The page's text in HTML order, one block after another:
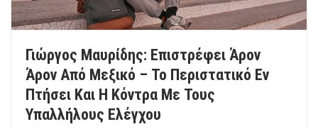
Γιώργος Μαυρίδης: Επιστρέφει Άρον
Άρον Από Μεξικό – Το Περιστατικό Εν
Πτήσει Και Η Κόντρα Με Τους
Υπαλλήλους Ελέγχου